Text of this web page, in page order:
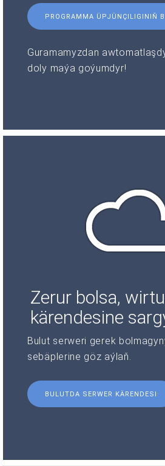
PROGRAMMA ÜPJÜNÇILIGINIŇ
Guramamyzdan
doly maýa goýumdyr!
Zerur bolsa,
kärendesine
Bulut serweri gerek
sebäplerine göz aýlaň.
BULUTDA SERWER KÄRENDESI